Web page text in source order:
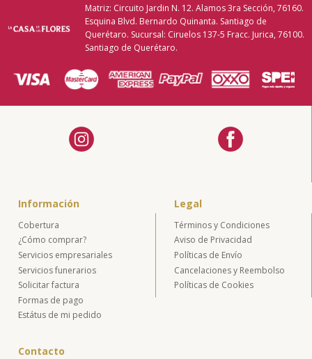
Matriz: Circuito Jardin N. 12. Alamos 3ra Sección, 76160.
Esquina Blvd. Bernardo Quinanta. Santiago de
Querétaro. Sucursal: Ciruelos 137-5 Fracc. Jurica, 76100.
Santiago de Querétaro.
Información
Cobertura
¿Cómo comprar?
Servicios empresariales
Servicios funerarios
Solicitar factura
Formas de pago
Estátus de mi pedido
Legal
Términos y Condiciones
Aviso de Privacidad
Políticas de Envío
Cancelaciones y Reembolso
Políticas de Cookies
Contacto